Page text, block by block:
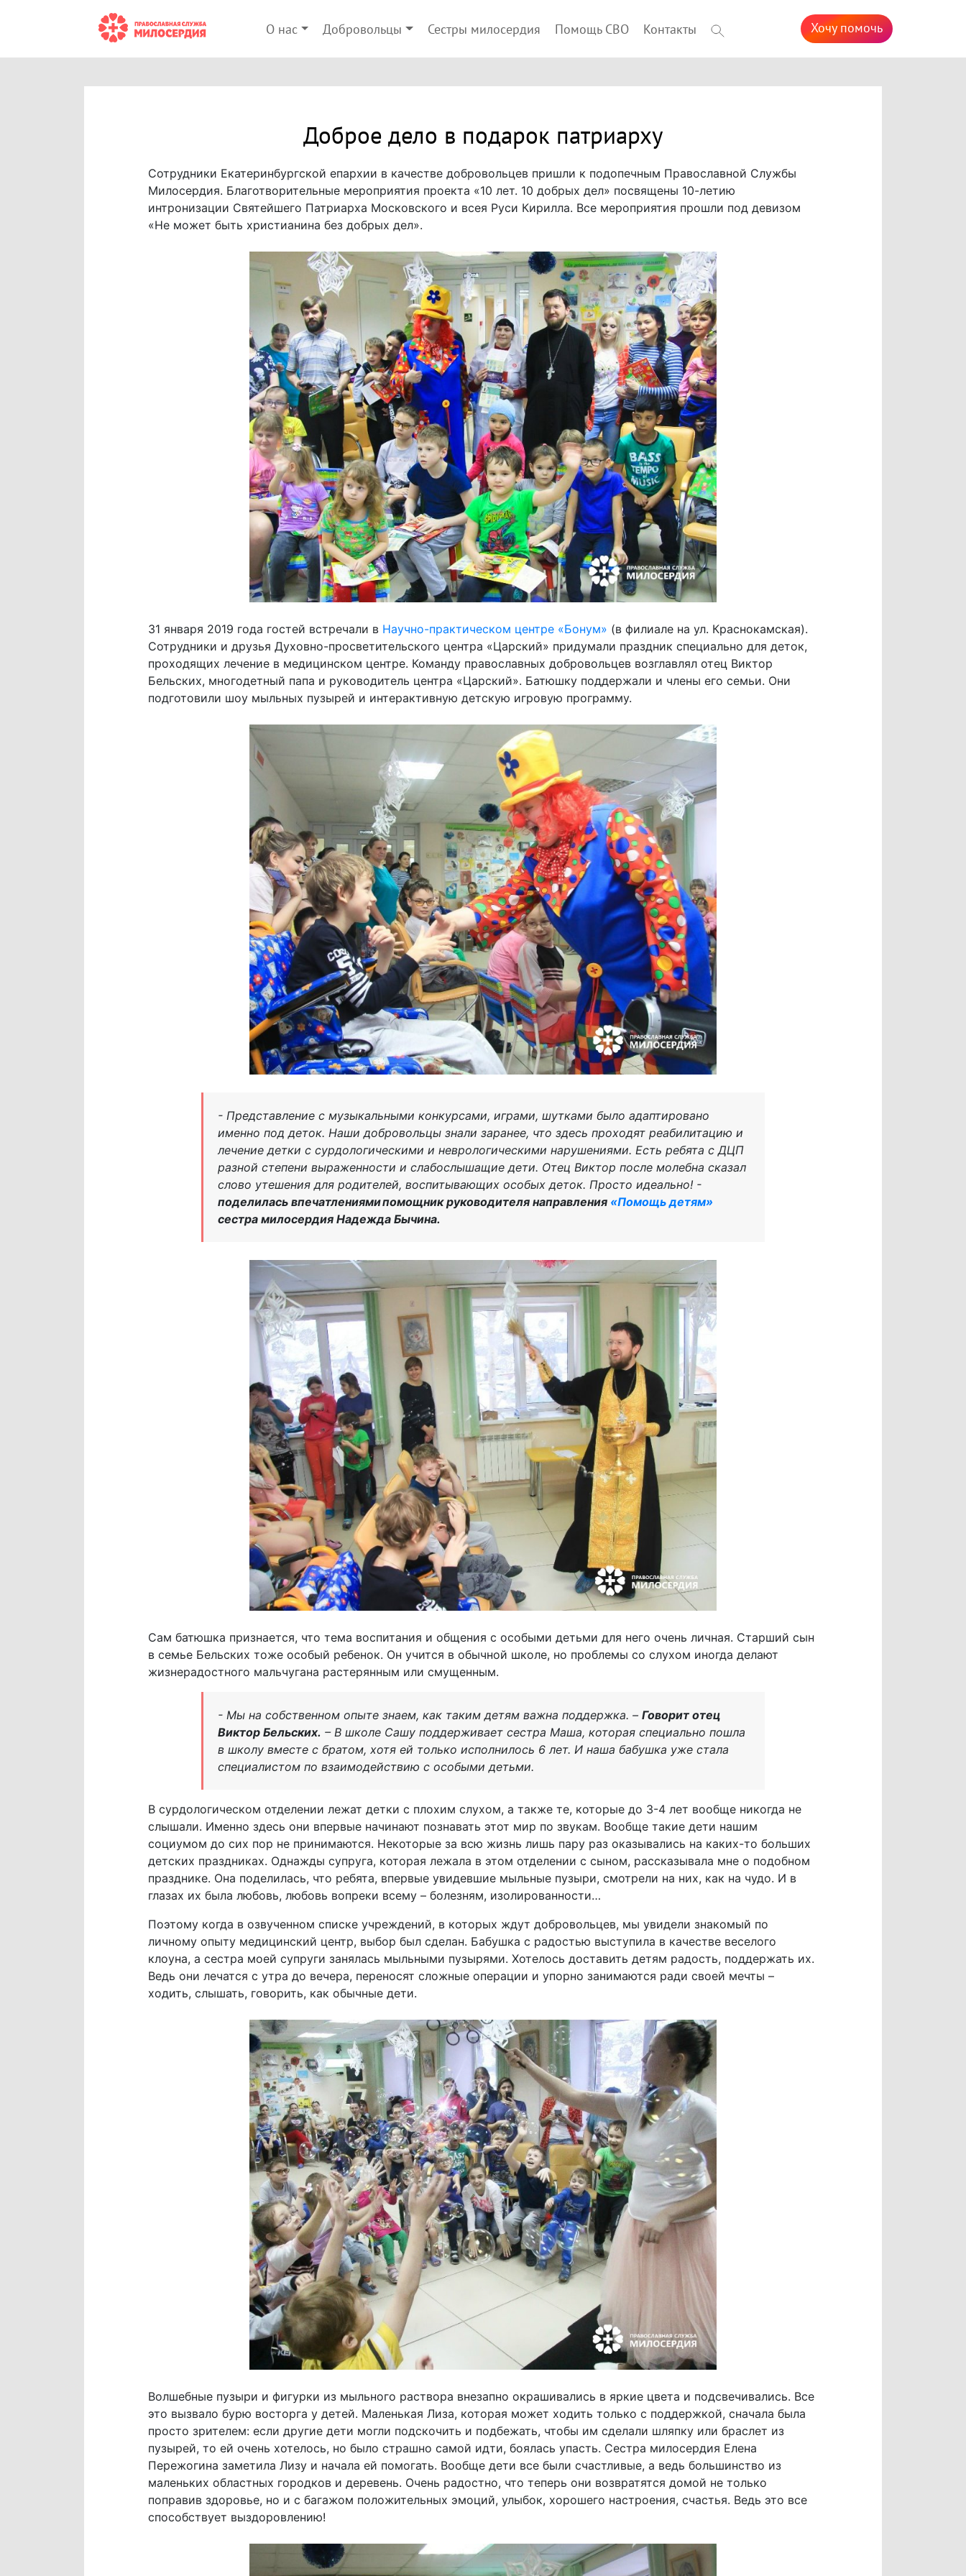
О нас Добровольцы Сестры милосердия Помощь СВО Контакты Хочу помочь
Доброе дело в подарок патриарху
Сотрудники Екатеринбургской епархии в качестве добровольцев пришли к подопечным Православной Службы
Милосердия. Благотворительные мероприятия проекта «10 лет. 10 добрых дел» посвящены 10-летию
интронизации Святейшего Патриарха Московского и всея Руси Кирилла. Все мероприятия прошли под девизом
«Не может быть христианина без добрых дел».
31 января 2019 года гостей встречали в Научно-практическом центре «Бонум» (в филиале на ул. Краснокамская).
Сотрудники и друзья Духовно-просветительского центра «Царский» придумали праздник специально для деток,
проходящих лечение в медицинском центре. Команду православных добровольцев возглавлял отец Виктор
Бельских, многодетный папа и руководитель центра «Царский». Батюшку поддержали и члены его семьи. Они
подготовили шоу мыльных пузырей и интерактивную детскую игровую программу.
- Представление с музыкальными конкурсами, играми, шутками было адаптировано
именно под деток. Наши добровольцы знали заранее, что здесь проходят реабилитацию и
лечение детки с сурдологическими и неврологическими нарушениями. Есть ребята с ДЦП
разной степени выраженности и слабослышащие дети. Отец Виктор после молебна сказал
слово утешения для родителей, воспитывающих особых деток. Просто идеально! -
поделилась впечатлениями помощник руководителя направления «Помощь детям»
сестра милосердия Надежда Бычина.
Сам батюшка признается, что тема воспитания и общения с особыми детьми для него очень личная. Старший сын
в семье Бельских тоже особый ребенок. Он учится в обычной школе, но проблемы со слухом иногда делают
жизнерадостного мальчугана растерянным или смущенным.
- Мы на собственном опыте знаем, как таким детям важна поддержка. –Говорит отец
Виктор Бельских. – В школе Сашу поддерживает сестра Маша, которая специально пошла
в школу вместе с братом, хотя ей только исполнилось 6 лет. И наша бабушка уже стала
специалистом по взаимодействию с особыми детьми.
В сурдологическом отделении лежат детки с плохим слухом, а также те, которые до 3-4 лет вообще никогда не
слышали. Именно здесь они впервые начинают познавать этот мир по звукам. Вообще такие дети нашим
социумом до сих пор не принимаются. Некоторые за всю жизнь лишь пару раз оказывались на каких-то больших
детских праздниках. Однажды супруга, которая лежала в этом отделении с сыном, рассказывала мне о подобном
празднике. Она поделилась, что ребята, впервые увидевшие мыльные пузыри, смотрели на них, как на чудо. И в
глазах их была любовь, любовь вопреки всему – болезням, изолированности…
Поэтому когда в озвученном списке учреждений, в которых ждут добровольцев, мы увидели знакомый по
личному опыту медицинский центр, выбор был сделан. Бабушка с радостью выступила в качестве веселого
клоуна, а сестра моей супруги занялась мыльными пузырями. Хотелось доставить детям радость, поддержать их.
Ведь они лечатся с утра до вечера, переносят сложные операции и упорно занимаются ради своей мечты –
ходить, слышать, говорить, как обычные дети.
Волшебные пузыри и фигурки из мыльного раствора внезапно окрашивались в яркие цвета и подсвечивались. Все
это вызвало бурю восторга у детей. Маленькая Лиза, которая может ходить только с поддержкой, сначала была
просто зрителем: если другие дети могли подскочить и подбежать, чтобы им сделали шляпку или браслет из
пузырей, то ей очень хотелось, но было страшно самой идти, боялась упасть. Сестра милосердия Елена
Пережогина заметила Лизу и начала ей помогать. Вообще дети все были счастливые, а ведь большинство из
маленьких областных городков и деревень. Очень радостно, что теперь они возвратятся домой не только
поправив здоровье, но и с багажом положительных эмоций, улыбок, хорошего настроения, счастья. Ведь это все
способствует выздоровлению!